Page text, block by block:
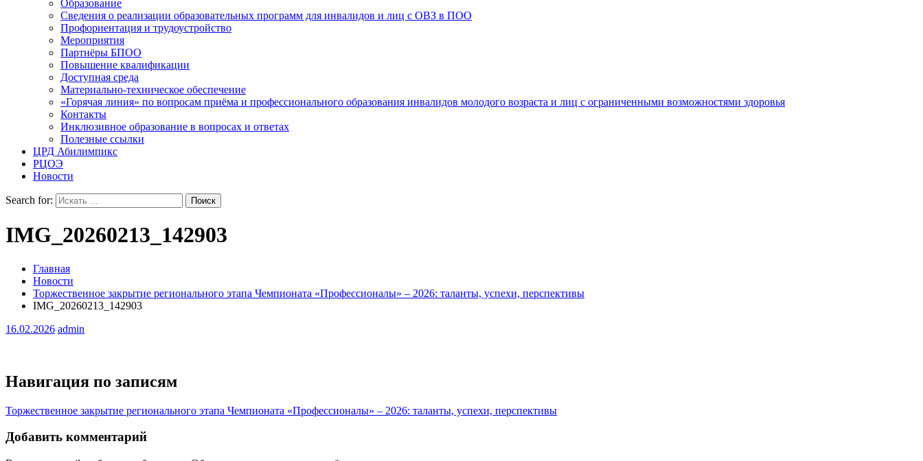
Образование
Сведения о реализации образовательных программ для инвалидов и лиц с ОВЗ в ПОО
Профориентация и трудоустройство
Мероприятия
Партнёры БПОО
Повышение квалификации
Доступная среда
Материально-техническое обеспечение
«Горячая линия» по вопросам приёма и профессионального образования инвалидов молодого возраста и лиц с ограниченными возможностями здоровья
Контакты
Инклюзивное образование в вопросах и ответах
Полезные ссылки
ЦРД Абилимпикс
РЦОЭ
Новости
Search for:
IMG_20260213_142903
Главная
Новости
Торжественное закрытие регионального этапа Чемпионата «Профессионалы» – 2026: таланты, успехи, перспективы
IMG_20260213_142903
16.02.2026 admin
Навигация по записям
Торжественное закрытие регионального этапа Чемпионата «Профессионалы» – 2026: таланты, успехи, перспективы
Добавить комментарий